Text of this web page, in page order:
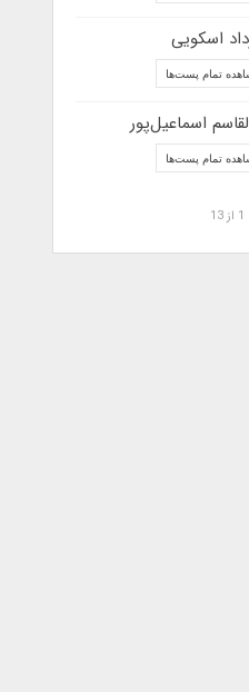
اسکویی
تمام پست‌ها
اسماعیل‌پور
تمام پست‌ها
1 از 13